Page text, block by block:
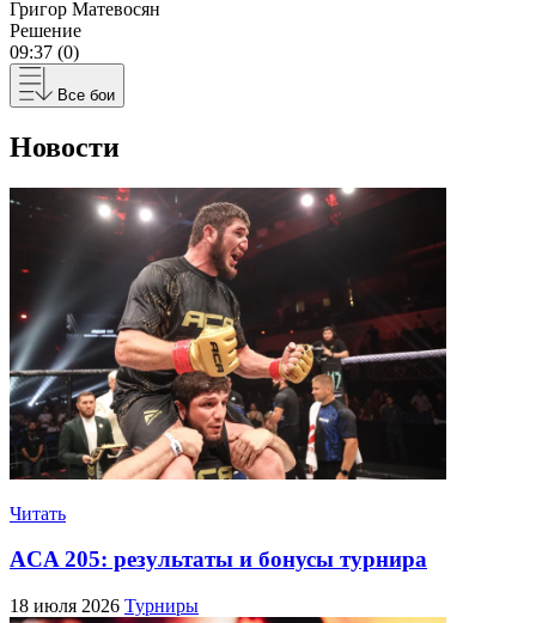
Григор Матевосян
Решение
09:37 (0)
Все бои
Новости
Читать
ACA 205: результаты и бонусы турнира
18 июля 2026 Турниры